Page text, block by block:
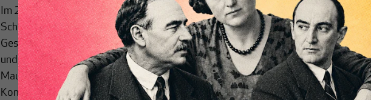
Im 20. Jahrhundert war die Politik nach einem antagonistischen Rechts-Links-
Schema orientiert. Karl Marx hatte das Motto vorgegeben: Die Geschichte ist eine
Geschichte von Klassenkämpfen, – nun also zwischen den Klassen der Kapitalisten
und der Arbeiter. Von der Oktoberrevolution in Russland 1917 bis zum Fall der
Mauer 1989/90 stand dieser Gegensatz denn auch im Zentrum des Ost-West-
Konflikts.